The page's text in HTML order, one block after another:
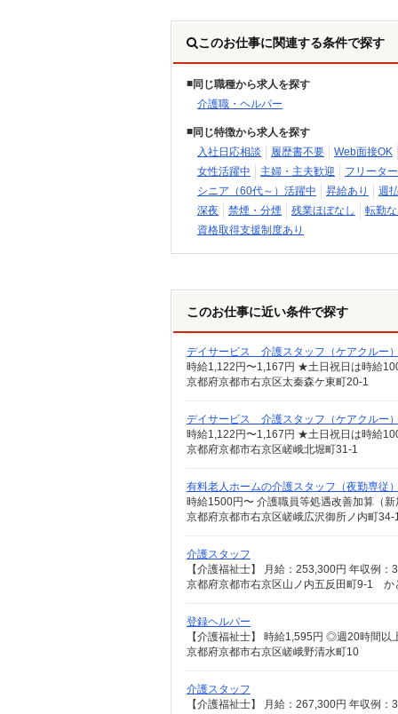
このお仕事に関連する条件で探す
同じ職種から求人を探す
介護職・ヘルパー
同じ特徴から求人を探す
入社日応相談
履歴書不要
Web面接OK
女性活躍中
主婦・主夫歓迎
フリータ
シニア（60代～）活躍中
昇給あり
週
深夜
禁煙・分煙 残業ほぼなし
転勤
資格取得支援制度あり
このお仕事に近い条件で探す
デイサービス 介護スタッフ（ケアクルー
時給1,122円〜1,167円 ★土日祝日は時給
京都府京都市右京区太秦森ケ東町20-1
デイサービス 介護スタッフ（ケアクルー
時給1,122円〜1,167円 ★土日祝日は時給
京都府京都市右京区嵯峨北堀町31-1
有料老人ホームの介護スタッフ（夜勤専従
時給1500円〜 介護職員等処遇改善加算（
京都府京都市右京区嵯峨広沢御所ノ内町34-
介護スタッフ
京都府京都市右京区山ノ内五反田町9-1 か
登録ヘルパー
京都府京都市右京区嵯峨野清水町10
介護スタッフ